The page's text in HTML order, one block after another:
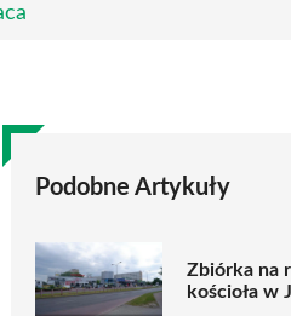
Podobne Artykuły
Zbiórka na
kościoła w